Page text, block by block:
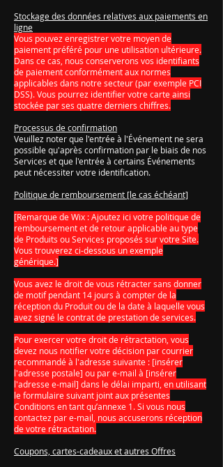
Stockage des données relatives aux paiements en
ligne
Vous pouvez enregistrer votre moyen de
paiement préféré pour une utilisation ultérieure.
Dans ce cas, nous conserverons vos identifiants
de paiement conformément aux normes
applicables dans notre secteur (par exemple PCI
DSS). Vous pourrez identifier votre carte ainsi
stockée par ses quatre derniers chiffres.
Processus de confirmation
Veuillez noter que l'entrée à l'Événement ne sera
possible qu'après confirmation par le biais de nos
Services et que l'entrée à certains Événements
peut nécessiter votre identification.
Politique de remboursement [le cas échéant]
[Remarque de Wix : Ajoutez ici votre politique de
remboursement et de retour applicable au type
de Produits ou Services proposés sur votre Site.
Vous trouverez ci-dessous un exemple
générique.]
Vous avez le droit de vous rétracter sans donner
de motif pendant 14 jours à compter de la
réception du Produit ou de la date à laquelle vous
avez signé le contrat de prestation de services.
Pour exercer votre droit de rétractation, vous
devez nous notifier votre décision par courrier
recommandé à l'adresse suivante : [insérer
l'adresse postale] ou par e-mail à [insérer
l'adresse e-mail] dans le délai imparti, en utilisant
le formulaire suivant joint aux présentes
Conditions en tant qu’annexe 1. Si vous nous
contactez par e-mail, nous accuserons réception
de votre rétractation.
Coupons, cartes-cadeaux et autres Offres